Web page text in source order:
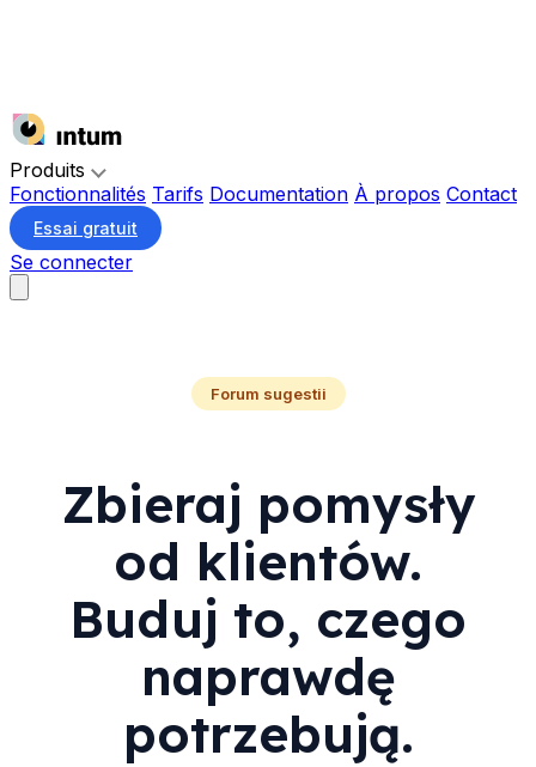
Produits
Fonctionnalités Tarifs Documentation À propos Contact
Essai gratuit
Se connecter
Forum sugestii
Zbieraj pomysły
od klientów.
Buduj to, czego
naprawdę
potrzebują.